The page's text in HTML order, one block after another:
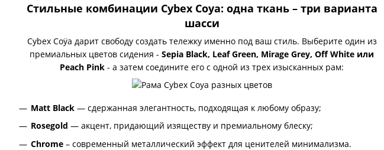
Стильные комбинации Cybex Coya: одна ткань – три варианта
шасси
Cybex Coÿa дарит свободу создать тележку именно под ваш стиль. Выберите один из
премиальных цветов сидения - Sepia Black, Leaf Green, Mirage Grey, Off White или
Peach Pink - а затем соедините его с одной из трех изысканных рам:
Matt Black — сдержанная элегантность, подходящая к любому образу;
Rosegold — акцент, придающий изяществу и премиальному блеску;
Chrome – современный металлический эффект для ценителей минимализма.